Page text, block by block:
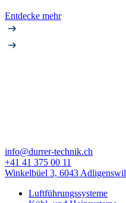
Entdecke mehr
info@durrer-technik.ch
+41 41 375 00 11
Winkelbüel 3, 6043 Adligenswil
Luftführungssysteme